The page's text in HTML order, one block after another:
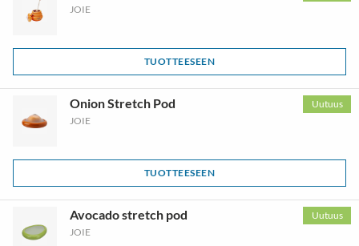
JOIE
TUOTTEESEEN
Uutuus
Onion Stretch Pod
JOIE
TUOTTEESEEN
Uutuus
Avocado stretch pod
JOIE